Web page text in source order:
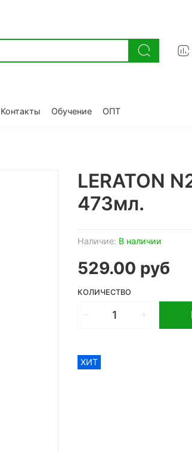
Контакты Обучение ОПТ
Наличие: В наличии
ХИТ
LERATON
473мл.
529.00 руб
КОЛИЧЕСТВО